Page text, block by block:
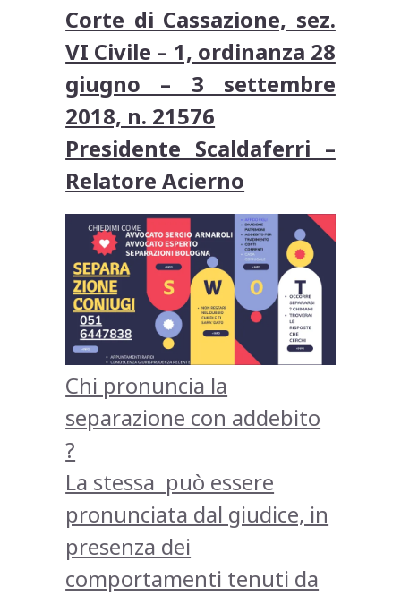
Corte di Cassazione, sez.
VI Civile – 1, ordinanza 28
giugno – 3 settembre
2018, n. 21576
Presidente Scaldaferri –
Relatore Acierno
Chi pronuncia la
separazione con addebito
?
La stessa può essere
pronunciata dal giudice, in
presenza dei
comportamenti tenuti da